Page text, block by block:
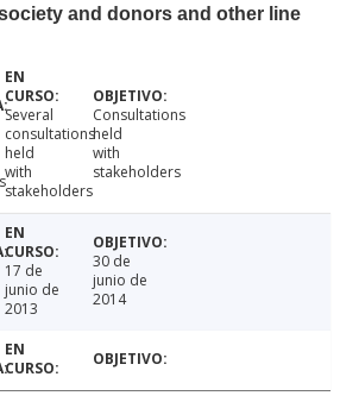
and donors and other line
Several
consultations
held
with
stakeholders
Consultations
held
with
stakeholders
17 de
junio de
2013
30 de
junio de
2014